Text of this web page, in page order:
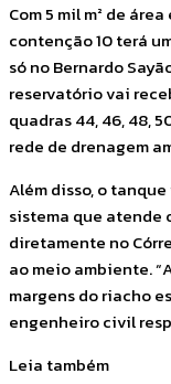
Com 5 mil m² de
contenção 10 terá
só no Bernardo
reservatório vai
quadras 44, 46, 48,
rede de drenagem
Além disso, o
sistema que atende
diretamente no
ao meio ambiente.
margens do riacho
engenheiro civil
Leia também